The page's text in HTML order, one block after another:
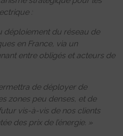
:
déploiement du réseau de
en France, via un
entre obligés et acteurs de
de déployer de
zones peu denses, et de
vis-à-vis de nos clients
des prix de l’énergie. »